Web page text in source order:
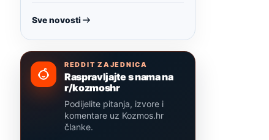
Sve novosti
REDDIT ZAJEDNICA
Raspravljajte s nama na
r/kozmoshr
Podijelite pitanja, izvore i
komentare uz Kozmos.hr
članke.